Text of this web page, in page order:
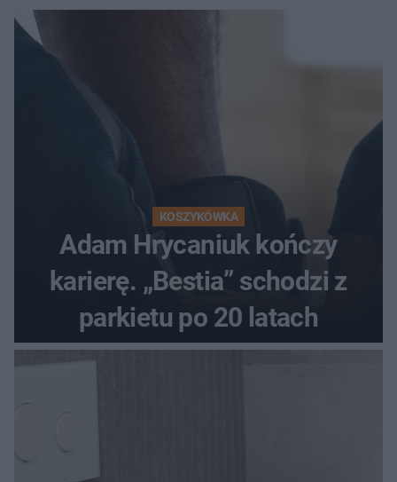
KOSZYKÓWKA
Adam Hrycaniuk kończy
karierę. „Bestia” schodzi z
parkietu po 20 latach